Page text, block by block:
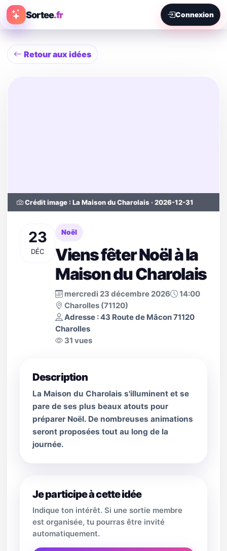
Sortee.fr Connexion
Retour aux idées
Crédit image : La Maison du Charolais · 2026-12-31
23
DÉC
Noël
Viens fêter Noël à la
Maison du Charolais
mercredi 23 décembre 2026
14:00
Charolles (71120)
Adresse : 43 Route de Mâcon 71120
Charolles
31 vues
Description
La Maison du Charolais s'illuminent et se
pare de ses plus beaux atouts pour
préparer Noël. De nombreuses animations
seront proposées tout au long de la
journée.
Je participe à cette idée
Indique ton intérêt. Si une sortie membre
est organisée, tu pourras être invité
automatiquement.